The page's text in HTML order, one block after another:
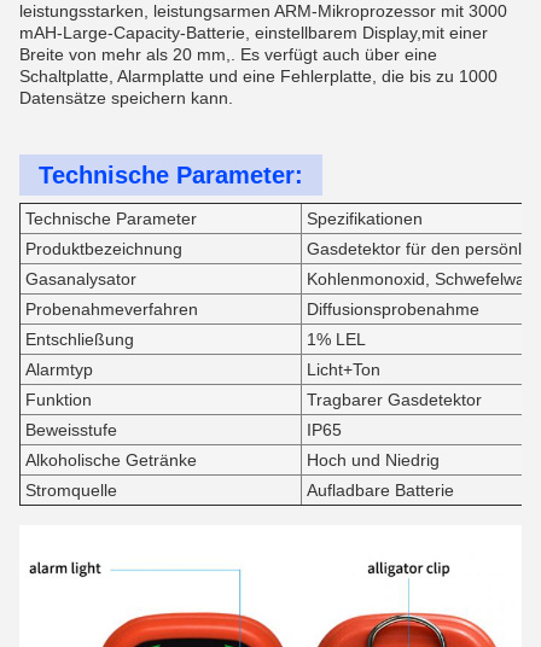
leistungsstarken, leistungsarmen ARM-Mikroprozessor mit 3000
mAH-Large-Capacity-Batterie, einstellbarem Display,mit einer
Breite von mehr als 20 mm,. Es verfügt auch über eine
Schaltplatte, Alarmplatte und eine Fehlerplatte, die bis zu 1000
Datensätze speichern kann.
Technische Parameter:
Technische Parameter
Spezifikationen
Produktbezeichnung
Gasdetektor für den
Gasanalysator
Kohlenmonoxid,
Probenahmeverfahren
Diffusionsprobenahme
Entschließung
1% LEL
Alarmtyp
Licht+Ton
Funktion
Tragbarer Gasdetektor
Beweisstufe
IP65
Alkoholische Getränke
Hoch und Niedrig
Stromquelle
Aufladbare Batterie